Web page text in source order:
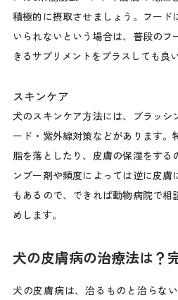
積極的に摂取させましょう。フード
いられないという場合は、普段の
きるサプリメントをプラスしても良
スキンケア
犬のスキンケア方法には、ブラッシ
ード・紫外線対策などがあります。
脂を落としたり、皮膚の保湿をする
ンプー剤や頻度によっては逆に皮
もあるので、できれば動物病院で
めします。
犬の皮膚病の治療法は？
犬の皮膚病は、治るものと治らな